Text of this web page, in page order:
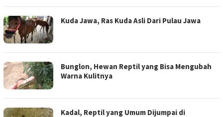
Kuda Jawa, Ras Kuda Asli Dari Pulau Jawa
Bunglon, Hewan Reptil yang Bisa Mengubah
Warna Kulitnya
Kadal, Reptil yang Umum Dijumpai di